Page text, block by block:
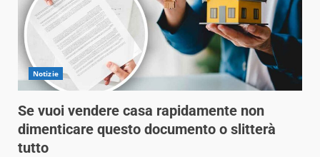
Notizie
Se vuoi vendere casa rapidamente non
dimenticare questo documento o slitterà
tutto